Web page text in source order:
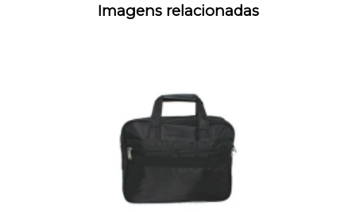
Imagens relacionadas